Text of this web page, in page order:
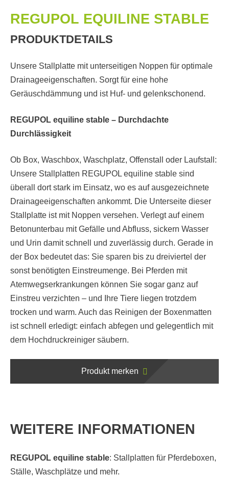
REGUPOL EQUILINE STABLE
PRODUKTDETAILS
Unsere Stallplatte mit unterseitigen Noppen für optimale
Drainageeigenschaften. Sorgt für eine hohe
Geräuschdämmung und ist Huf- und gelenkschonend.
REGUPOL equiline stable – Durchdachte
Durchlässigkeit
Ob Box, Waschbox, Waschplatz, Offenstall oder Laufstall:
Unsere Stallplatten REGUPOL equiline stable sind
überall dort stark im Einsatz, wo es auf ausgezeichnete
Drainageeigenschaften ankommt. Die Unterseite dieser
Stallplatte ist mit Noppen versehen. Verlegt auf einem
Betonunterbau mit Gefälle und Abfluss, sickern Wasser
und Urin damit schnell und zuverlässig durch. Gerade in
der Box bedeutet das: Sie sparen bis zu dreiviertel der
sonst benötigten Einstreumenge. Bei Pferden mit
Atemwegserkrankungen können Sie sogar ganz auf
Einstreu verzichten – und Ihre Tiere liegen trotzdem
trocken und warm. Auch das Reinigen der Boxenmatten
ist schnell erledigt: einfach abfegen und gelegentlich mit
dem Hochdruckreiniger säubern.
Produkt merken
WEITERE INFORMATIONEN
REGUPOL equiline stable: Stallplatten für Pferdeboxen,
Ställe, Waschplätze und mehr.